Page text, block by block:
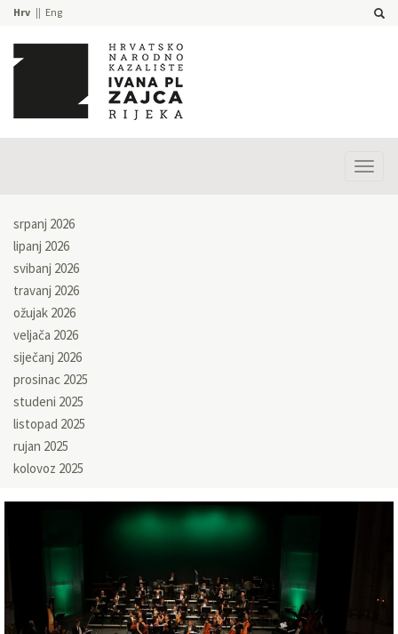
Hrv Eng
srpanj 2026
lipanj 2026
svibanj 2026
travanj 2026
ožujak 2026
veljača 2026
siječanj 2026
prosinac 2025
studeni 2025
listopad 2025
rujan 2025
kolovoz 2025